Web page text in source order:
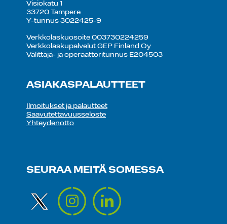
Visiokatu 1
33720 Tampere
Y-tunnus 3022425-9
Verkkolaskuosoite 003730224259
Verkkolaskupalvelut GEP Finland Oy
Välittäjä- ja operaattoritunnus E204503
ASIAKASPALAUTTEET
Ilmoitukset ja palautteet
Saavutettavuusseloste
Yhteydenotto
SEURAA MEITÄ SOMESSA